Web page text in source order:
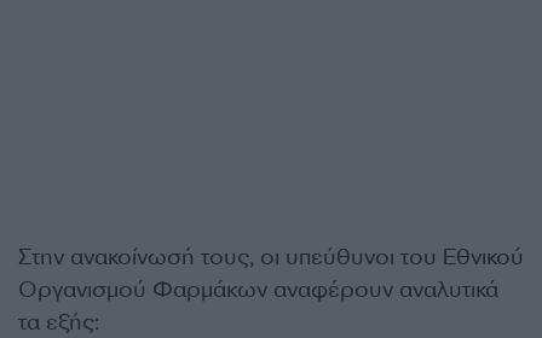
Στην ανακοίνωσή τους, οι υπεύθυνοι του Εθνικού
Οργανισμού Φαρμάκων αναφέρουν αναλυτικά
τα εξής: